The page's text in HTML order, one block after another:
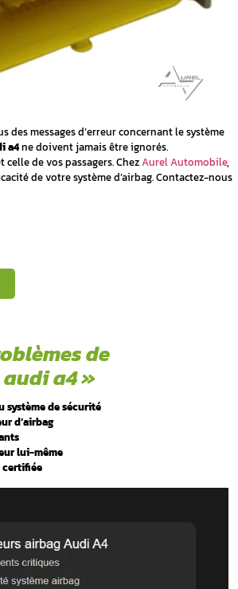
Audi A4 ? Rencontrez-vous des
des calculateurs airbag
à connaître !
pour mieux comprendre ?
«